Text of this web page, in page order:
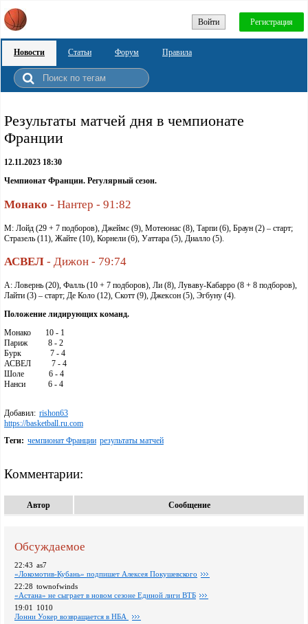
Войти Регистрация
Новости Статьи Форум Правила
Результаты матчей дня в чемпионате
Франции
12.11.2023 18:30
Чемпионат Франции. Регулярный сезон.
Монако - Нантер - 91:82
М: Лойд (29 + 7 подборов), Джеймс (9), Мотеюнас (8), Тарпи (6), Браун (2) – старт;
Стразель (11), Жайте (10), Корнели (6), Уаттара (5), Диалло (5).
АСВЕЛ - Дижон - 79:74
А: Ловернь (20), Фалль (10 + 7 подборов), Ли (8), Луваву-Кабарро (8 + 8 подборов),
Лайти (3) – старт; Де Коло (12), Скотт (9), Джексон (5), Эгбуну (4).
Положение лидирующих команд.
Монако 10 - 1
Париж 8 - 2
Бурк 7 - 4
АСВЕЛ 7 - 4
Шоле 6 - 4
Нанси 6 - 4
Добавил: rishon63
https://basketball.ru.com
Теги: чемпионат Франции результаты матчей
Комментарии:
Автор Сообщение
Обсуждаемое
22:43 as7
«Локомотив-Кубань» подпишет Алексея Покушевского
22:28 townofwinds
«Астана» не сыграет в новом сезоне Единой лиги ВТБ
19:01
1010
Лонни Уокер возвращается в НБА